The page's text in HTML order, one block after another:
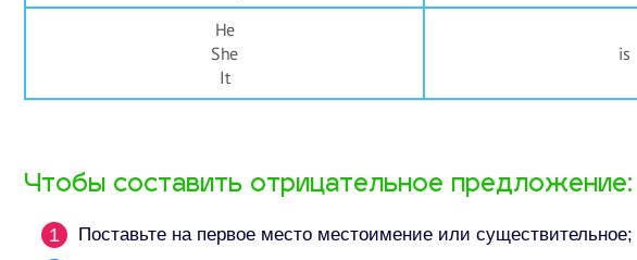
He
She
It
is
Чтобы составить отрицательное предложение:​
Поставьте на первое место местоимение или существительное;​